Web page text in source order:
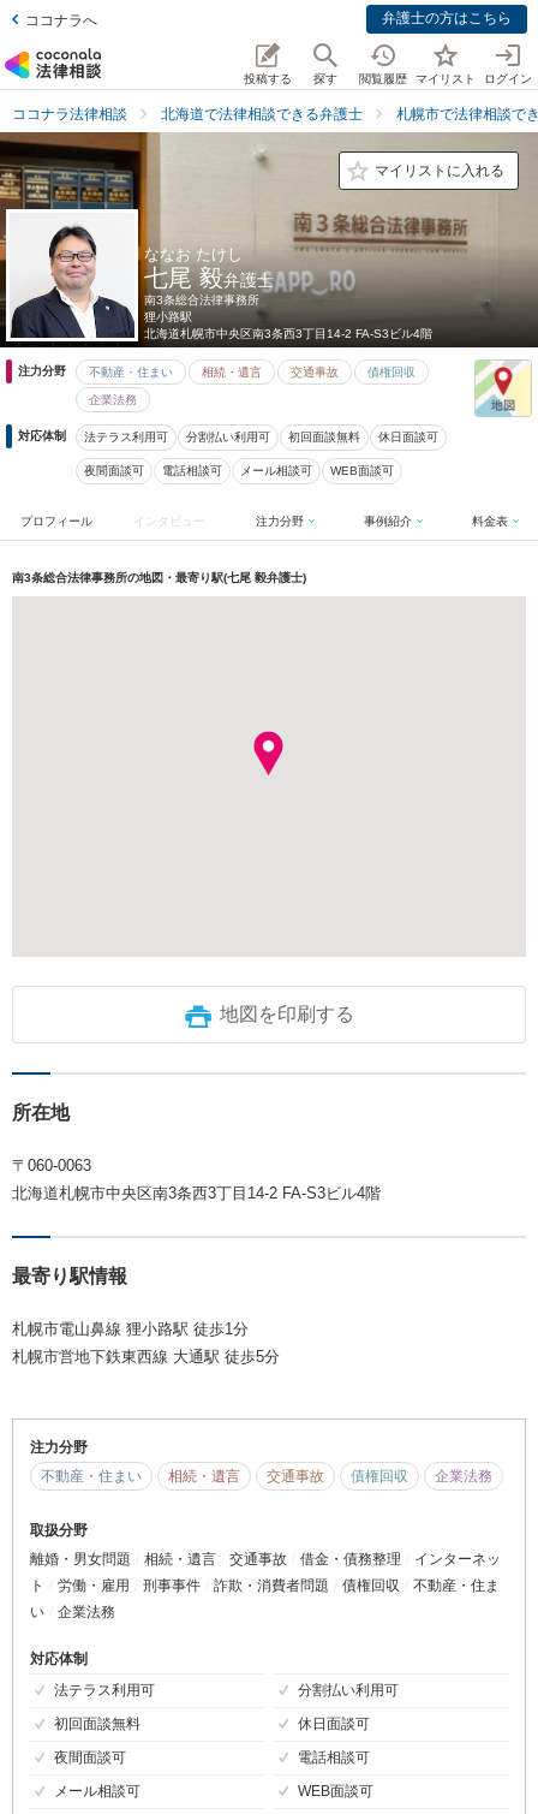
ココナラへ 弁護士の方はこちら
投稿する 探す 閲覧履歴 マイリスト ログイン
ココナラ法律相談 北海道で法律相談できる弁護士 札幌市で法律相談で
マイリストに入れる
ななお たけし
七尾 毅弁護士
南3条総合法律事務所
狸小路駅
北海道札幌市中央区南3条西3丁目14-2 FA-S3ビル4階
注力分野 不動産・住まい 相続・遺言 交通事故 債権回収
企業法務
対応体制 法テラス利用可 分割払い利用可 初回面談無料 休日面談可
夜間面談可 電話相談可 メール相談可 WEB面談可
プロフィール インタビュー 注力分野 事例紹介 料金表
南3条総合法律事務所の地図・最寄り駅(七尾 毅弁護士)
地図を印刷する
所在地
〒060-0063
北海道札幌市中央区南3条西3丁目14-2 FA-S3ビル4階
最寄り駅情報
札幌市電山鼻線 狸小路駅 徒歩1分
札幌市営地下鉄東西線 大通駅 徒歩5分
注力分野
不動産・住まい
相続・遺言 交通事故 債権回収 企業法務
取扱分野
離婚・男女問題
相続・遺言 交通事故 借金・債務整理
インターネッ
ト
労働・雇用 刑事事件 詐欺・消費者問題 債権回収
不動産・住ま
い
企業法務
対応体制
法テラス利用可
分割払い利用可
初回面談無料
休日面談可
夜間面談可
電話相談可
メール相談可
WEB面談可